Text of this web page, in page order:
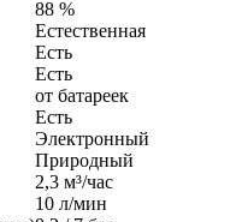
88 %
Естественная
Есть
Есть
от батареек
Есть
Электронный
Природный
2,3 м³/час
10 л/мин